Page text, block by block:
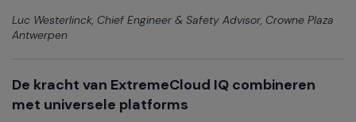
Luc Westerlinck, Chief Engineer & Safety Advisor, Crowne Plaza
Antwerpen
De kracht van ExtremeCloud IQ combineren
met universele platforms